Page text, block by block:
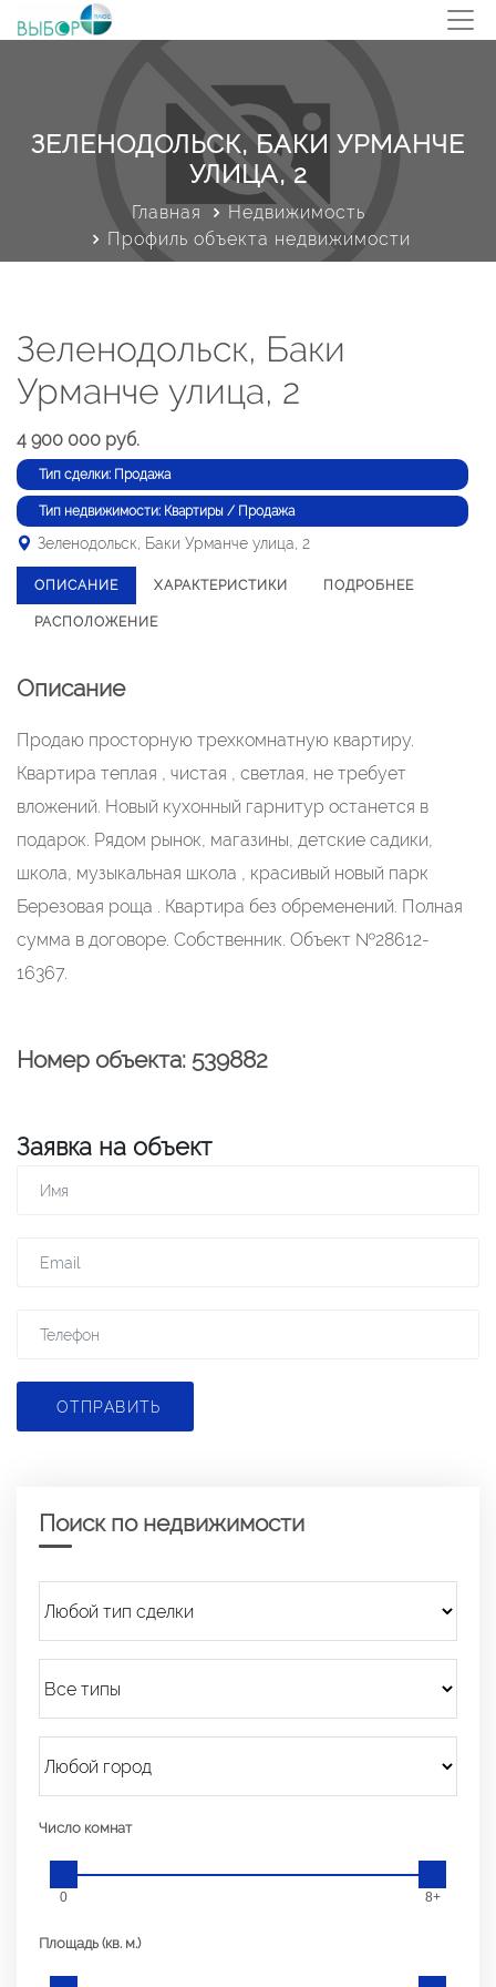
ЗЕЛЕНОДОЛЬСК, БАКИ УРМАНЧЕ
УЛИЦА, 2
Главная
Недвижимость
Профиль объекта недвижимости
Зеленодольск, Баки
Урманче улица, 2
4 900 000 руб.
Тип сделки: Продажа
Тип недвижимости: Квартиры / Продажа
Зеленодольск, Баки Урманче улица, 2
ОПИСАНИЕ ХАРАКТЕРИСТИКИ ПОДРОБНЕЕ
РАСПОЛОЖЕНИЕ
Описание
Продаю просторную трехкомнатную квартиру.
Квартира теплая , чистая , светлая, не требует
вложений. Новый кухонный гарнитур останется в
подарок. Рядом рынок, магазины, детские садики,
школа, музыкальная школа , красивый новый парк
Березовая роща . Квартира без обременений. Полная
сумма в договоре. Собственник. Объект №28612-
16367.
Номер объекта: 539882
Заявка на объект
ОТПРАВИТЬ
Поиск по недвижимости
Число комнат
0 8+
Площадь (кв. м.)